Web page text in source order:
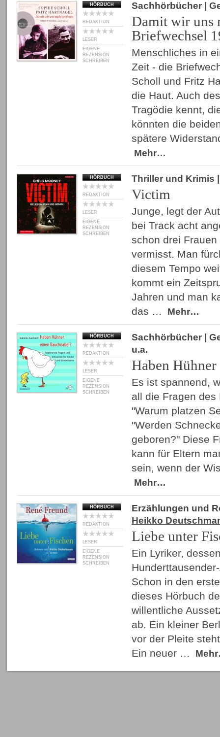
HÖRBUCH
REDAKTION
LESER
EIGENE
REZENSION
SCHREIBEN
Sachhörbücher |
Damit wir uns
Briefwechsel
Menschliches in
Zeit - die
Scholl und Fritz
die Haut. Auch
Tragödie kennt,
könnten die
spätere
Mehr…
HÖRBUCH
REDAKTION
LESER
EIGENE
REZENSION
SCHREIBEN
Thriller und Krimis
Victim
Junge, legt der
bei Track acht
schon drei
vermisst. Man
diesem Tempo
kommt ein
Jahren und man
das …
Mehr…
HÖRBUCH
REDAKTION
LESER
EIGENE
REZENSION
SCHREIBEN
Sachhörbücher |
u.a.
Haben
Es ist spannend,
all die Fragen
"Warum platzen
"Werden
geboren?" Diese
kann für Eltern
sein, wenn der
Mehr…
HÖRBUCH
REDAKTION
LESER
EIGENE
REZENSION
SCHREIBEN
Erzählungen und
Heikko
Liebe unter
Ein Lyriker,
Schon in den
dieses Hörbuch
willentliche
ab. Ein kleiner
vor der Pleite
Ein neuer …